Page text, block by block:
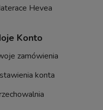
Hevea
Konto
zamówienia
konta